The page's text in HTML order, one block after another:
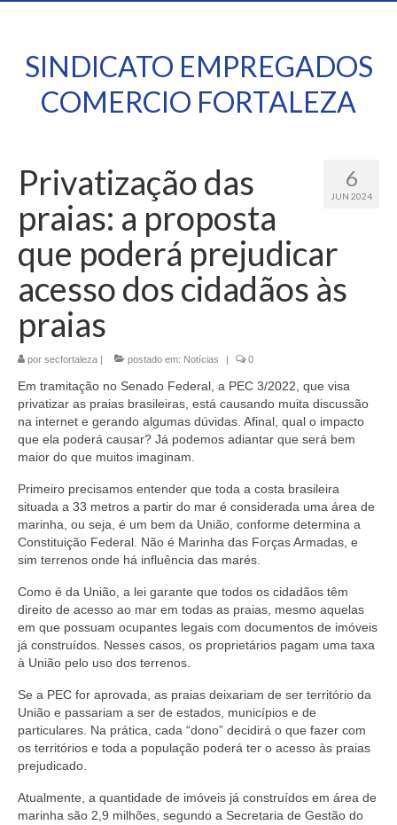
SINDICATO EMPREGADOS
COMERCIO FORTALEZA
6
JUN 2024
Privatização das
praias: a proposta
que poderá prejudicar
acesso dos cidadãos às
praias
por secfortaleza | postado em: Notícias | 0
Em tramitação no Senado Federal, a PEC 3/2022, que visa
privatizar as praias brasileiras, está causando muita discussão
na internet e gerando algumas dúvidas. Afinal, qual o impacto
que ela poderá causar? Já podemos adiantar que será bem
maior do que muitos imaginam.
Primeiro precisamos entender que toda a costa brasileira
situada a 33 metros a partir do mar é considerada uma área de
marinha, ou seja, é um bem da União, conforme determina a
Constituição Federal. Não é Marinha das Forças Armadas, e
sim terrenos onde há influência das marés.
Como é da União, a lei garante que todos os cidadãos têm
direito de acesso ao mar em todas as praias, mesmo aquelas
em que possuam ocupantes legais com documentos de imóveis
já construídos. Nesses casos, os proprietários pagam uma taxa
à União pelo uso dos terrenos.
Se a PEC for aprovada, as praias deixariam de ser território da
União e passariam a ser de estados, municípios e de
particulares. Na prática, cada “dono” decidirá o que fazer com
os territórios e toda a população poderá ter o acesso às praias
prejudicado.
Atualmente, a quantidade de imóveis já construídos em área de
marinha são 2,9 milhões, segundo a Secretaria de Gestão do